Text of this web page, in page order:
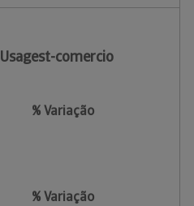
Usagest-comercio
% Variação
% Variação